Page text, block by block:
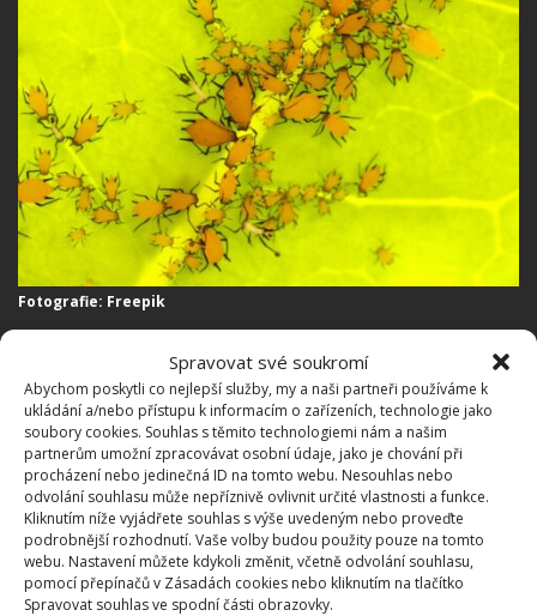
Spravovat své soukromí
Abychom poskytli co nejlepší služby, my a naši partneři používáme k
ukládání a/nebo přístupu k informacím o zařízeních, technologie jako
soubory cookies. Souhlas s těmito technologiemi nám a našim
partnerům umožní zpracovávat osobní údaje, jako je chování při
procházení nebo jedinečná ID na tomto webu. Nesouhlas nebo
odvolání souhlasu může nepříznivě ovlivnit určité vlastnosti a funkce.
Kliknutím níže vyjádřete souhlas s výše uvedeným nebo proveďte
podrobnější rozhodnutí. Vaše volby budou použity pouze na tomto
webu. Nastavení můžete kdykoli změnit, včetně odvolání souhlasu,
pomocí přepínačů v Zásadách cookies nebo kliknutím na tlačítko
Spravovat souhlas ve spodní části obrazovky.
Fotografie: Freepik
Následně teplotu vaření snižte na minimum a vařte
dalších 20 minut. Jakmile uběhne tato doba, můžete
směs odstavit a nechat působit přes noc. Druhý
den směs zřeďte 5 litry vody. Tento vzniklý postřik na
mšice vám stačí odlít do rozprašovače a použít
tekutinu na všechna místa, kde se mšice nachází.
Postřik z česneku na mšice